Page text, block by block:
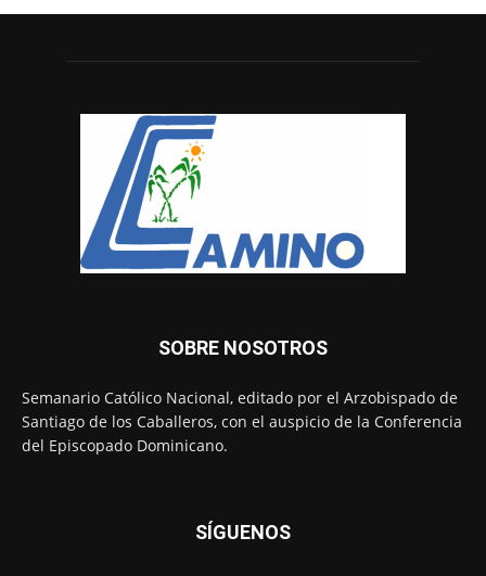
SOBRE NOSOTROS
Semanario Católico Nacional, editado por el Arzobispado de
Santiago de los Caballeros, con el auspicio de la Conferencia
del Episcopado Dominicano.
SÍGUENOS